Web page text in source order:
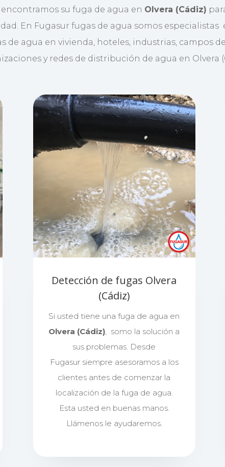
encontramos su fuga de agua en Olvera (Cádiz)
En Fugasur fugas de agua somos especialistas
de agua en vivienda, hoteles, industrias, campos
y redes de distribución de agua en Olvera
Detección de fugas Olvera
(Cádiz)
Si usted tiene una fuga de agua en
Olvera (Cádiz), somo la solución a
sus problemas. Desde
Fugasur siempre asesoramos a los
clientes antes de comenzar la
localización de la fuga de agua.
Esta usted en buenas manos.
Llámenos le ayudaremos.